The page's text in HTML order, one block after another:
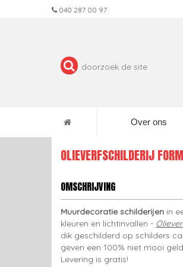
040 287 00 97
Over ons
OLIEVERFSCHILDERIJ
OMSCHRIJVING
Muurdecoratie schilderijen in
kleuren en lichtinvallen -
dik geschilderd op schilders
geven een 100% niet mooi
Levering is gratis!